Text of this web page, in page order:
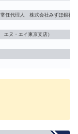
任代理人 株式会社みずほ銀行
ヌ・エイ東京支店）